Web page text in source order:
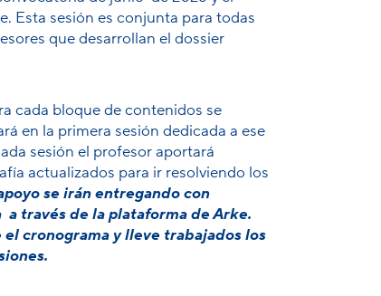
Esta sesión es conjunta para todas
que desarrollan el dossier
cada bloque de contenidos se
en la primera sesión dedicada a ese
sesión el profesor aportará
actualizados para ir resolviendo los
se irán entregando con
a través de la plataforma de Arke.
cronograma y lleve trabajados los